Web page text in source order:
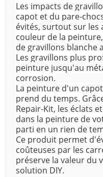
Les impacts de
capot et du pare-
évités, surtout sur les
couleur de la
de gravillons blanche
Les gravillons plus
peinture jusqu'au
corrosion.
La peinture d'un
prend du temps.
Repair-Kit, les éclats
dans la peinture de
parti en un rien de
Ce produit permet
coûteuses par les
préserve la valeur du
solution DIY.